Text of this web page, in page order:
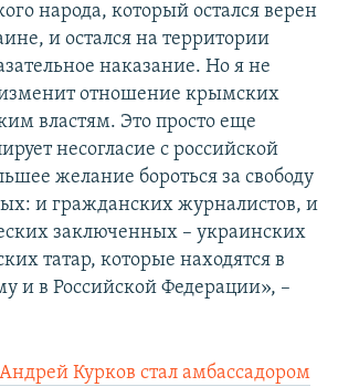
народа, который остался верен
и остался на территории
наказание. Но я не
отношение крымских
властям. Это просто еще
несогласие с российской
желание бороться за свободу
и гражданских журналистов, и
заключенных – украинских
татар, которые находятся в
и в Российской Федерации», –
Андрей Курков стал амбассадором